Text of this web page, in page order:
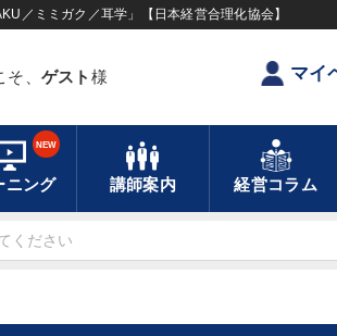
／ミミガク／耳学」【日本経営合理化協会】
、 ゲスト 様 マイ
ニング
NEW
講師案内 経営コラム